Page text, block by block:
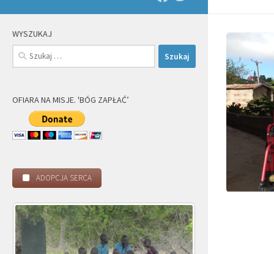
WYSZUKAJ
Szukaj:
OFIARA NA MISJE. 'BÓG ZAPŁAĆ’
ADOPCJA SERCA